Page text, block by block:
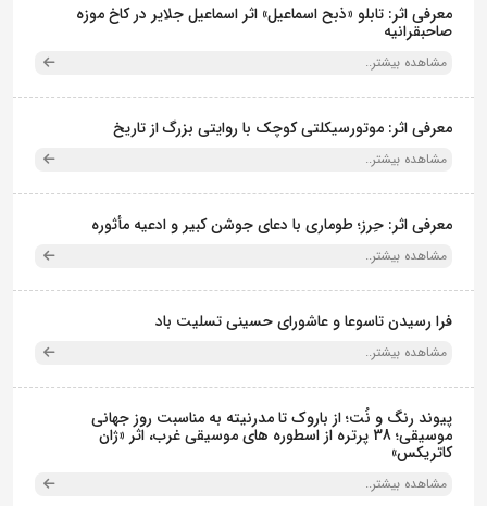
معرفی اثر: تابلو «ذبح اسماعیل» اثر اسماعیل جلایر در کاخ موزه
صاحبقرانیه
مشاهده بیشتر..
معرفی اثر: موتورسیکلتی کوچک با روایتی بزرگ از تاریخ
مشاهده بیشتر..
معرفی اثر: حِرز؛ طوماری با دعای جوشن کبیر و ادعیه مأثوره
مشاهده بیشتر..
فرا رسیدن تاسوعا و عاشورای حسینی تسلیت باد
مشاهده بیشتر..
پیوند رنگ و نُت؛ از باروک تا مدرنیته به مناسبت روز جهانی
موسیقی؛ 38 پرتره از اسطوره های موسیقی غرب، اثر «ژان
کاتریکس»
مشاهده بیشتر..